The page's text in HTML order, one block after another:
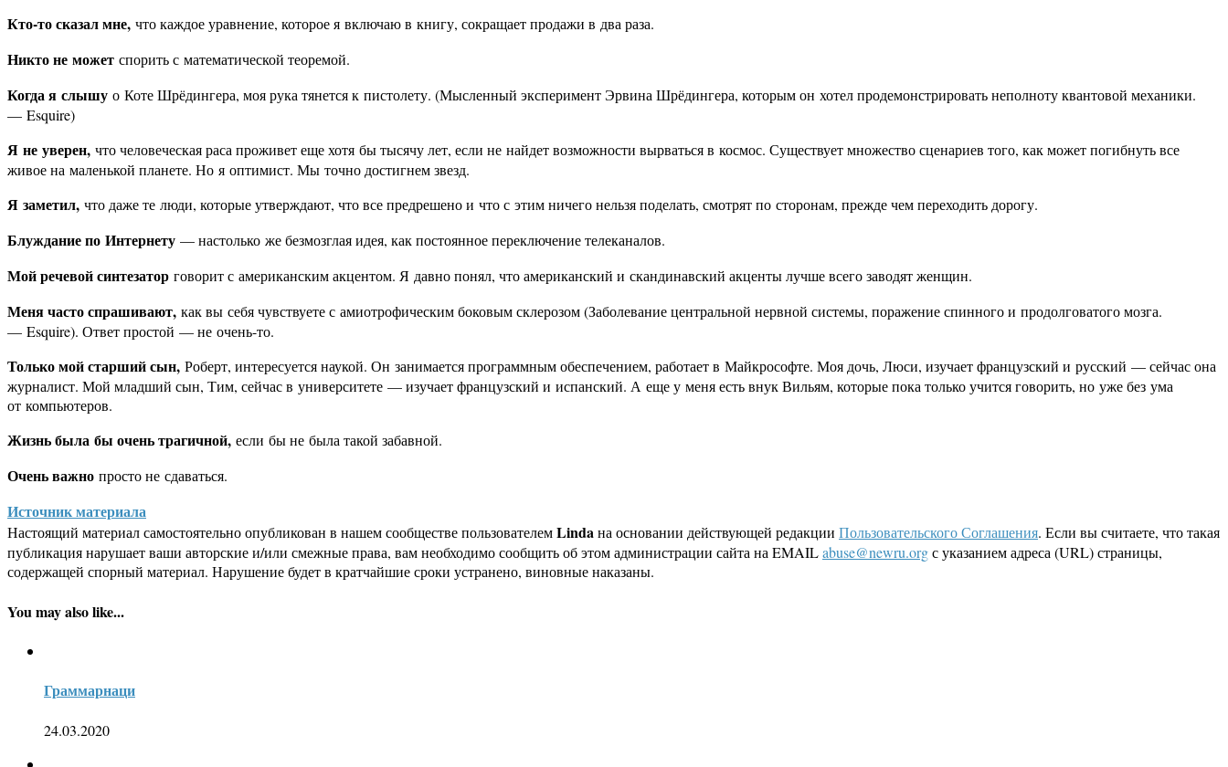
Кто-то сказал мне, что каждое уравнение, которое я включаю в книгу, сокращает продажи в два раза.
Никто не может спорить с математической теоремой.
Когда я слышу о Коте Шрёдингера, моя рука тянется к пистолету. (Мысленный эксперимент Эрвина Шрёдингера, которым он хотел продемонстрировать неполноту квантовой механики.
— Esquire)
Я не уверен, что человеческая раса проживет еще хотя бы тысячу лет, если не найдет возможности вырваться в космос. Существует множество сценариев того, как может погибнуть все
живое на маленькой планете. Но я оптимист. Мы точно достигнем звезд.
Я заметил, что даже те люди, которые утверждают, что все предрешено и что с этим ничего нельзя поделать, смотрят по сторонам, прежде чем переходить дорогу.
Блуждание по Интернету — настолько же безмозглая идея, как постоянное переключение телеканалов.
Мой речевой синтезатор говорит с американским акцентом. Я давно понял, что американский и скандинавский акценты лучше всего заводят женщин.
Меня часто спрашивают, как вы себя чувствуете с амиотрофическим боковым склерозом (Заболевание центральной нервной системы, поражение спинного и продолговатого мозга.
— Esquire). Ответ простой — не очень-то.
Только мой старший сын, Роберт, интересуется наукой. Он занимается программным обеспечением, работает в Майкрософте. Моя дочь, Люси, изучает французский и русский — сейчас она
журналист. Мой младший сын, Тим, сейчас в университете — изучает французский и испанский. А еще у меня есть внук Вильям, которые пока только учится говорить, но уже без ума
от компьютеров.
Жизнь была бы очень трагичной, если бы не была такой забавной.
Очень важно просто не сдаваться.
Источник материала
Настоящий материал самостоятельно опубликован в нашем сообществе пользователемLindaна основании действующей редакции Пользовательского Соглашения. Если вы считаете, что такая
публикация нарушает ваши авторские и/или смежные права, вам необходимо сообщить об этом администрации сайта на EMAILabuse@newru.orgс указанием адреса (URL) страницы,
содержащей спорный материал. Нарушение будет в кратчайшие сроки устранено, виновные наказаны.
You may also like...
Граммарнаци
24.03.2020